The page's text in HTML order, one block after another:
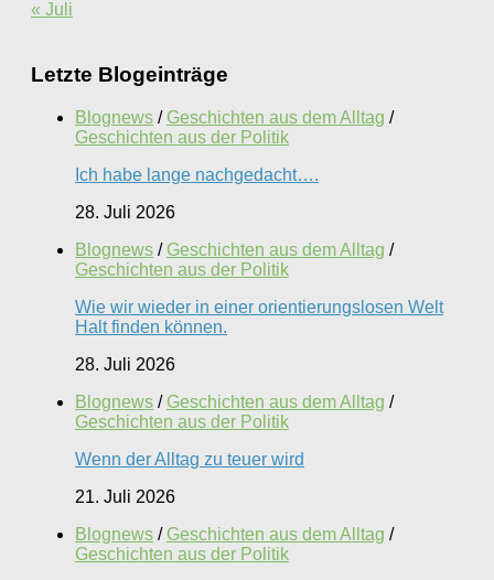
« Juli
Letzte Blogeinträge
Blognews / Geschichten aus dem Alltag /
Geschichten aus der Politik
Ich habe lange nachgedacht….
28. Juli 2026
Blognews / Geschichten aus dem Alltag /
Geschichten aus der Politik
Wie wir wieder in einer orientierungslosen Welt
Halt finden können.
28. Juli 2026
Blognews / Geschichten aus dem Alltag /
Geschichten aus der Politik
Wenn der Alltag zu teuer wird
21. Juli 2026
Blognews / Geschichten aus dem Alltag /
Geschichten aus der Politik